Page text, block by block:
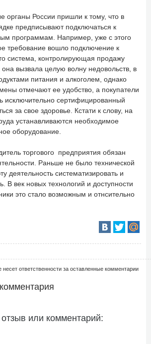
органы России пришли к тому, что в
предписывают подключаться к
программам. Например, уже с этого
требование вошло подключение к
система, контролирующая продажу
вызвала целую волну недовольств, в
питания и алкоголем, однако
отмечают ее удобство, а покупатели
исключительно сертифицированный
за свое здоровье. Кстати к слову, на
устанавливаются необходимое
оборудование.
торгового предприятия обязан
Раньше не было технической
деятельность систематизировать и
В век новых технологий и доступности
это стало возможным и отнсительно
ответственности за оставленные комментарии
или комментарий: